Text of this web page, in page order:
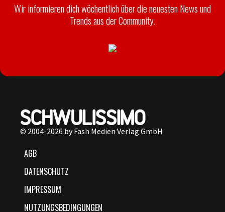
Wir informieren dich wöchentlich über die neuesten News und
Trends aus der Community.
© 2004-2026 by Fash Medien Verlag GmbH
AGB
DATENSCHUTZ
IMPRESSUM
NUTZUNGSBEDINGUNGEN